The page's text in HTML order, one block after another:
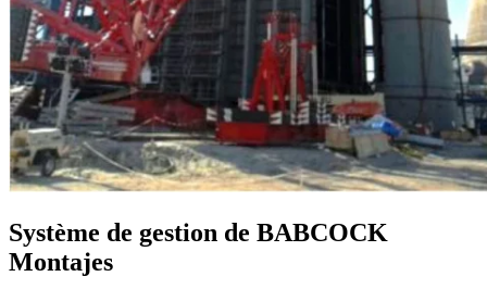
Système de gestion de BABCOCK
Montajes